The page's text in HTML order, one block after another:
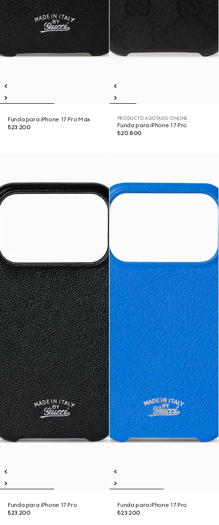
Funda para iPhone 17 Pro Max
₺23.200
PRODUCTO AGOTADO ONLINE
Funda para iPhone 17 Pro
₺20.800
Funda para iPhone 17 Pro
₺23.200
Funda para iPhone 17 Pro
₺23.200